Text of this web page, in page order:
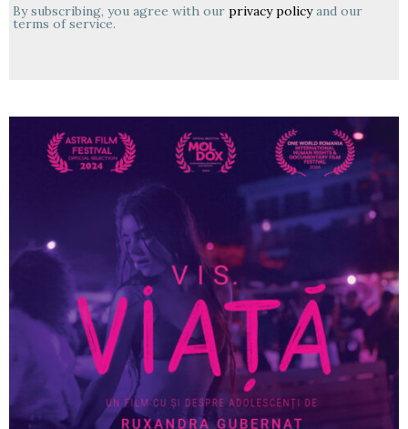
By subscribing, you agree with our privacy policyand our
terms of service.